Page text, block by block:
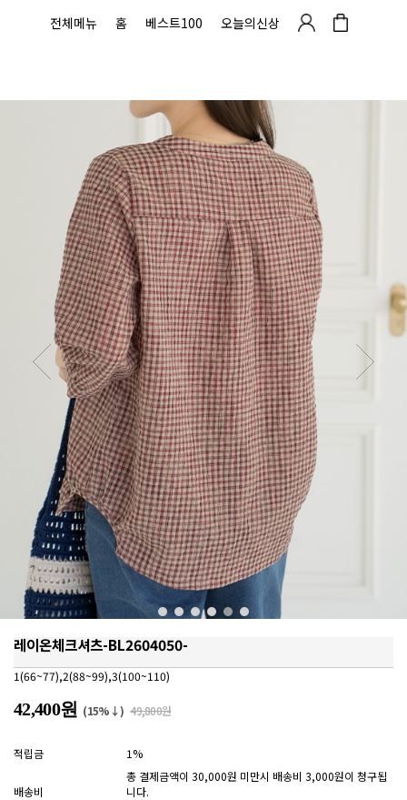
전체메뉴 홈 베스트100 오늘의신상
레이온체크셔츠-BL2604050-
1(66~77),2(88~99),3(100~110)
42,400원 (15%↓) 49,800원
적립금 1%
배송비
총 결제금액이 30,000원 미만시 배송비 3,000원이 청구됩
니다.